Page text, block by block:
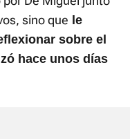
sino que le
sobre el
hace unos días